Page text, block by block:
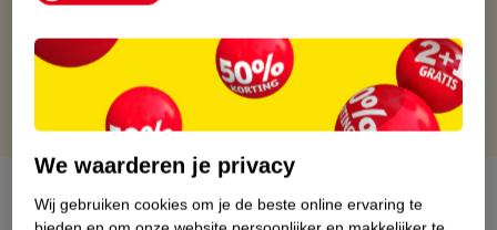
Gratis punten met je Kruidvat kaart
Over dit product
We waarderen je privacy
Wij gebruiken cookies om je de beste online ervaring te